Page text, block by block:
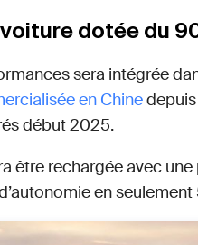
dotée du
sera intégrée
en Chine
début 2025.
être rechargée avec
en seulement